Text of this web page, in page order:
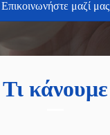
Επικοινωνήστε μαζί μας
Τι κάνουμε